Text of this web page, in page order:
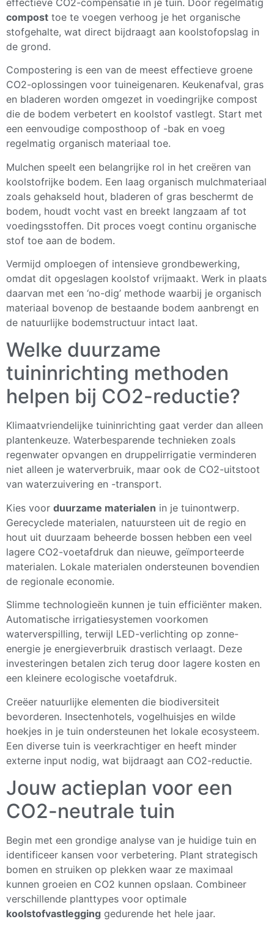
compost toe te voegen verhoog je het organische
stofgehalte, wat direct bijdraagt aan koolstofopslag in
de grond.
Compostering is een van de meest effectieve groene
CO2-oplossingen voor tuineigenaren. Keukenafval, gras
en bladeren worden omgezet in voedingrijke compost
die de bodem verbetert en koolstof vastlegt. Start met
een eenvoudige composthoop of -bak en voeg
regelmatig organisch materiaal toe.
Mulchen speelt een belangrijke rol in het creëren van
koolstofrijke bodem. Een laag organisch mulchmateriaal
zoals gehakseld hout, bladeren of gras beschermt de
bodem, houdt vocht vast en breekt langzaam af tot
voedingsstoffen. Dit proces voegt continu organische
stof toe aan de bodem.
Vermijd omploegen of intensieve grondbewerking,
omdat dit opgeslagen koolstof vrijmaakt. Werk in plaats
daarvan met een ‘no-dig’ methode waarbij je organisch
materiaal bovenop de bestaande bodem aanbrengt en
de natuurlijke bodemstructuur intact laat.
Welke duurzame
tuininrichting methoden
helpen bij CO2-reductie?
Klimaatvriendelijke tuininrichting gaat verder dan alleen
plantenkeuze. Waterbesparende technieken zoals
regenwater opvangen en druppelirrigatie verminderen
niet alleen je waterverbruik, maar ook de CO2-uitstoot
van waterzuivering en -transport.
Kies voor duurzame materialen in je tuinontwerp.
Gerecyclede materialen, natuursteen uit de regio en
hout uit duurzaam beheerde bossen hebben een veel
lagere CO2-voetafdruk dan nieuwe, geïmporteerde
materialen. Lokale materialen ondersteunen bovendien
de regionale economie.
Slimme technologieën kunnen je tuin efficiënter maken.
Automatische irrigatiesystemen voorkomen
waterverspilling, terwijl LED-verlichting op zonne-
energie je energieverbruik drastisch verlaagt. Deze
investeringen betalen zich terug door lagere kosten en
een kleinere ecologische voetafdruk.
Creëer natuurlijke elementen die biodiversiteit
bevorderen. Insectenhotels, vogelhuisjes en wilde
hoekjes in je tuin ondersteunen het lokale ecosysteem.
Een diverse tuin is veerkrachtiger en heeft minder
externe input nodig, wat bijdraagt aan CO2-reductie.
Jouw actieplan voor een
CO2-neutrale tuin
Begin met een grondige analyse van je huidige tuin en
identificeer kansen voor verbetering. Plant strategisch
bomen en struiken op plekken waar ze maximaal
kunnen groeien en CO2 kunnen opslaan. Combineer
verschillende planttypes voor optimale
koolstofvastlegging gedurende het hele jaar.